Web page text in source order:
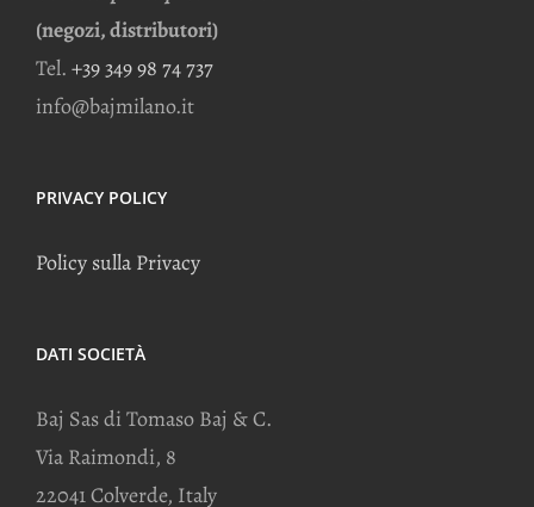
(negozi, distributori)
Tel. +39 349 98 74 737
info@bajmilano.it
PRIVACY POLICY
Policy sulla Privacy
DATI SOCIETÀ
Baj Sas di Tomaso Baj & C.
Via Raimondi, 8
22041 Colverde, Italy